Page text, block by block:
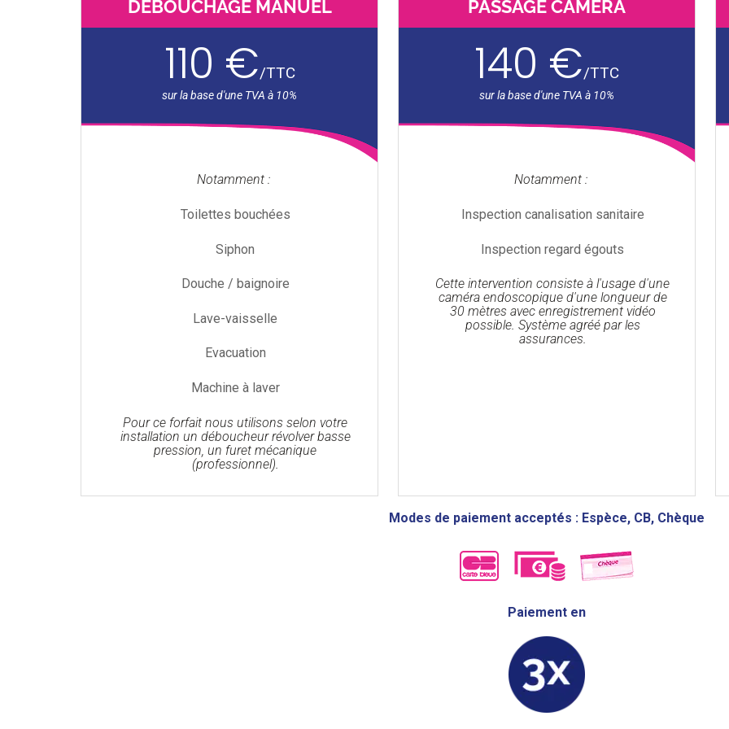
DÉBOUCHAGE MANUEL
110 €/TTC
Notamment :
Toilettes bouchées
Siphon
Douche / baignoire
Lave-vaisselle
Evacuation
Machine à laver
Pour ce forfait nous utilisons selon votre
installation un déboucheur révolver basse
pression, un furet mécanique
(professionnel).
PASSAGE CAMÉRA
140 €/TTC
Notamment :
Inspection canalisation sanitaire
Inspection regard égouts
Cette intervention consiste à l'usage d'une
caméra endoscopique d'une longueur de
30 mètres avec enregistrement vidéo
possible. Système agréé par les
assurances.
Modes de paiement acceptés : Espèce, CB, Chèque
Paiement en